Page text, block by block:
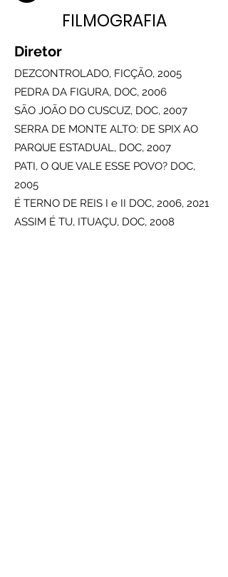
FILMOGRAFIA
Diretor
DEZCONTROLADO, FICÇÃO, 2005
PEDRA DA FIGURA, DOC, 2006
SÃO JOÃO DO CUSCUZ, DOC, 2007
SERRA DE MONTE ALTO: DE SPIX AO
PARQUE ESTADUAL, DOC, 2007
PATI, O QUE VALE ESSE POVO? DOC,
2005
É TERNO DE REIS I e II DOC, 2006, 2021
ASSIM É TU, ITUAÇU, DOC, 2008